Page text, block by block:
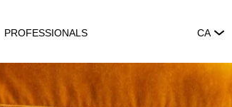
PROFESSIONALS CA